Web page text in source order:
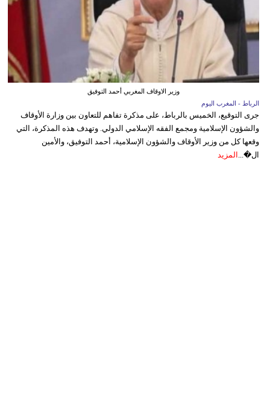
وزير الاوقاف المغربي أحمد التوفيق
الرباط - المغرب اليوم
جرى التوقيع، الخميس بالرباط، على مذكرة تفاهم للتعاون بين وزارة الأوقاف
والشؤون الإسلامية ومجمع الفقه الإسلامي الدولي. وتهدف هذه المذكرة، التي
وقعها كل من وزير الأوقاف والشؤون الإسلامية، أحمد التوفيق، والأمين
ال�... المزيد